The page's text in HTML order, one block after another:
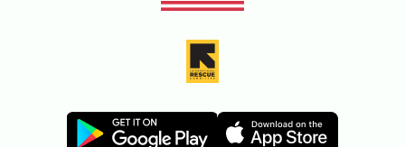
Image
Image